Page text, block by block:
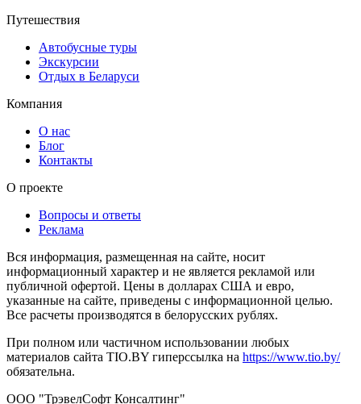
Путешествия
Автобусные туры
Экскурсии
Отдых в Беларуси
Компания
О нас
Блог
Контакты
О проекте
Вопросы и ответы
Реклама
Вся информация, размещенная на сайте, носит
информационный характер и не является рекламой или
публичной офертой. Цены в долларах США и евро,
указанные на сайте, приведены с информационной целью.
Все расчеты производятся в белорусских рублях.
При полном или частичном использовании любых
материалов сайта TIO.BY гиперссылка на https://www.tio.by/
обязательна.
ООО "ТрэвелСофт Консалтинг"